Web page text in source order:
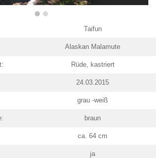
Taifun
Alaskan Malamute
Rüde, kastriert
24.03.2015
grau -weiß
braun
ca. 64 cm
ja